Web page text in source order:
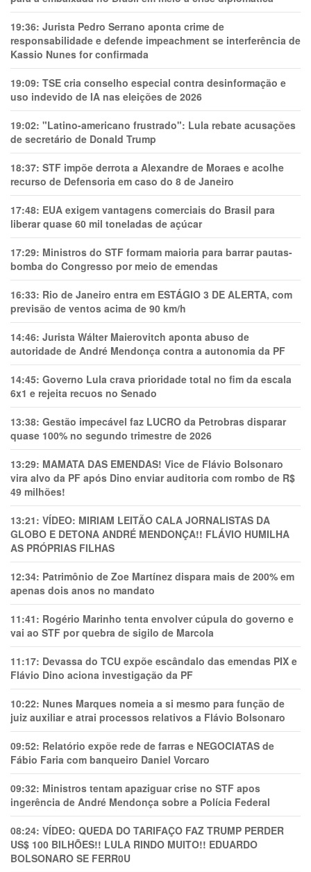
19:36: Jurista Pedro Serrano aponta crime de
responsabilidade e defende impeachment se interferência de
Kassio Nunes for confirmada
19:09: TSE cria conselho especial contra desinformação e
uso indevido de IA nas eleições de 2026
19:02: "Latino-americano frustrado": Lula rebate acusações
de secretário de Donald Trump
18:37: STF impõe derrota a Alexandre de Moraes e acolhe
recurso de Defensoria em caso do 8 de Janeiro
17:48: EUA exigem vantagens comerciais do Brasil para
liberar quase 60 mil toneladas de açúcar
17:29: Ministros do STF formam maioria para barrar pautas-
bomba do Congresso por meio de emendas
16:33: Rio de Janeiro entra em ESTÁGIO 3 DE ALERTA, com
previsão de ventos acima de 90 km/h
14:46: Jurista Wálter Maierovitch aponta abuso de
autoridade de André Mendonça contra a autonomia da PF
14:45: Governo Lula crava prioridade total no fim da escala
6x1 e rejeita recuos no Senado
13:38: Gestão impecável faz LUCRO da Petrobras disparar
quase 100% no segundo trimestre de 2026
13:29: MAMATA DAS EMENDAS! Vice de Flávio Bolsonaro
vira alvo da PF após Dino enviar auditoria com rombo de R$
49 milhões!
13:21: VÍDEO: MIRIAM LEITÃO CALA JORNALISTAS DA
GLOBO E DETONA ANDRÉ MENDONÇA!! FLÁVIO HUMILHA
AS PRÓPRIAS FILHAS
12:34: Patrimônio de Zoe Martínez dispara mais de 200% em
apenas dois anos no mandato
11:41: Rogério Marinho tenta envolver cúpula do governo e
vai ao STF por quebra de sigilo de Marcola
11:17: Devassa do TCU expõe escândalo das emendas PIX e
Flávio Dino aciona investigação da PF
10:22: Nunes Marques nomeia a si mesmo para função de
juiz auxiliar e atrai processos relativos a Flávio Bolsonaro
09:52: Relatório expõe rede de farras e NEGOCIATAS de
Fábio Faria com banqueiro Daniel Vorcaro
09:32: Ministros tentam apaziguar crise no STF apos
ingerência de André Mendonça sobre a Polícia Federal
08:24: VÍDEO: QUEDA DO TARIFAÇO FAZ TRUMP PERDER
US$ 100 BILHÕES!! LULA RINDO MUITO!! EDUARDO
BOLSONARO SE FERR0U